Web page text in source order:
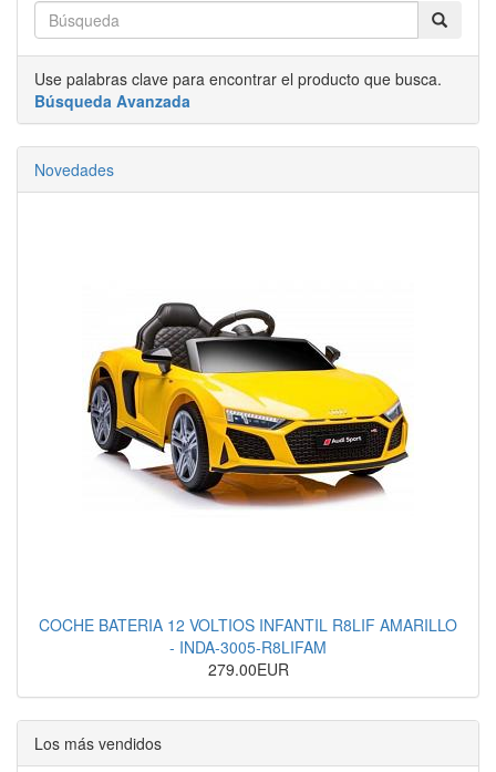
Use palabras clave para encontrar el producto que busca.
Búsqueda Avanzada
Novedades
COCHE BATERIA 12 VOLTIOS INFANTIL R8LIF AMARILLO
- INDA-3005-R8LIFAM
279.00EUR
Los más vendidos